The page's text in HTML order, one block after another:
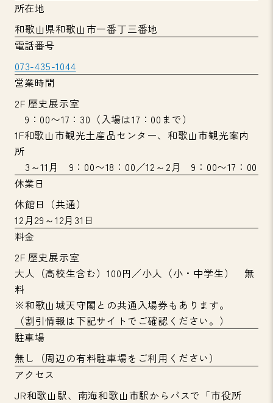
所在地
和歌山県和歌山市一番丁三番地
電話番号
073-435-1044
営業時間
2F 歴史展示室
9：00〜17：30（入場は17：00まで）
1F和歌山市観光土産品センター、和歌山市観光案内
所
3～11月 9：00〜18：00／12～2月 9：00〜17：00
休業日
休館日（共通）
12月29～12月31日
料金
2F 歴史展示室
大人（高校生含む）100円／小人（小・中学生） 無
料
※和歌山城天守閣との共通入場券もあります。
（割引情報は下記サイトでご確認ください。）
駐車場
無し（周辺の有料駐車場をご利用ください）
アクセス
JR和歌山駅、南海和歌山市駅からバスで「市役所